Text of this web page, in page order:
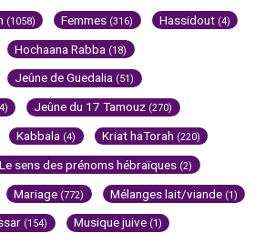
(1058) Femmes (316) Hassidout (4)
Hochaana Rabba (18)
Jeûne de Guedalia (51)
Jeûne du 17 Tamouz (270)
Kabbala (4) Kriat haTorah (220)
Le sens des prénoms hébraïques (2)
Mariage (772) Mélanges lait/viande (1)
(154) Musique juive (1)